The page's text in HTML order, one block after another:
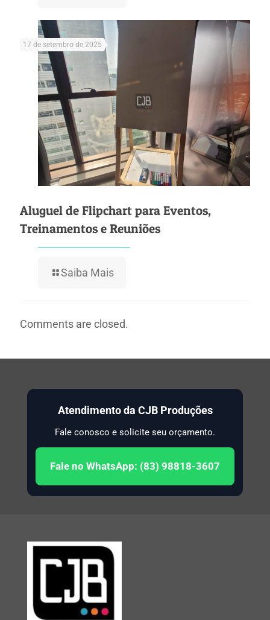
17 de setembro de 2025
Aluguel de Flipchart para Eventos,
Treinamentos e Reuniões
Saiba Mais
Comments are closed.
Atendimento da CJB Produções
Fale conosco e solicite seu orçamento.
Fale no WhatsApp: (83) 98818-3607